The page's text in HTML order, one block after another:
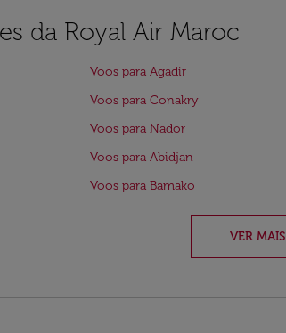
da Royal Air Maroc
Voos para Agadir
Voos para Conakry
Voos para Nador
Voos para Abidjan
Voos para Bamako
VER MAIS